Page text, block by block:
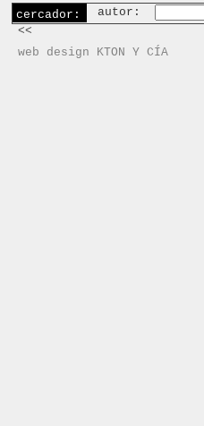
cercador: autor:
<<
web design KTON Y CÍA